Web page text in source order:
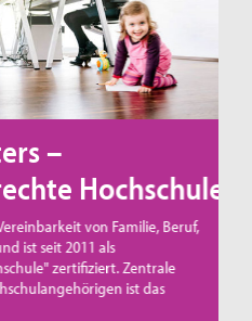
–
Hochschule
von Familie, Beruf,
seit 2011 als
zertifiziert. Zentrale
ist das